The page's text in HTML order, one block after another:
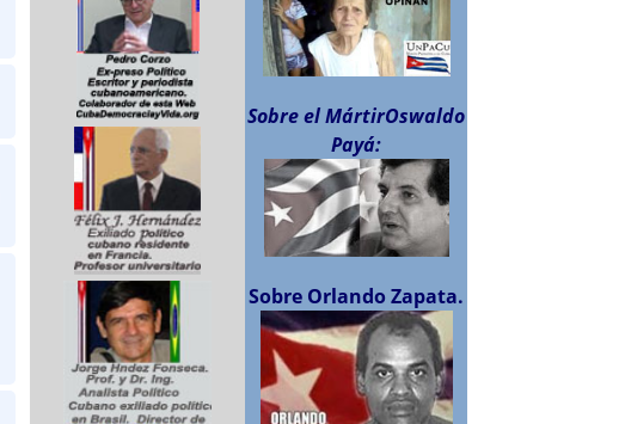
Sobre el MártirOswaldo
Payá:
Sobre Orlando Zapata.